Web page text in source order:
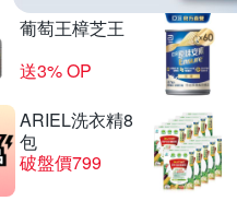
葡萄王樟芝王
送3% OP
ARIEL洗衣精8
包
破盤價799